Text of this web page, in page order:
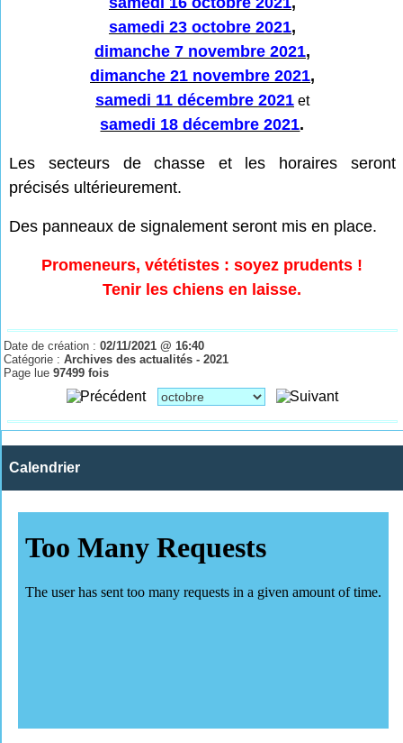
samedi 23 octobre 2021,
dimanche 7 novembre 2021,
dimanche 21 novembre 2021,
samedi 11 décembre 2021 et
samedi 18 décembre 2021.
Les secteurs de chasse et les horaires seront
précisés ultérieurement.
Des panneaux de signalement seront mis en place.
Promeneurs, vététistes : soyez prudents !
Tenir les chiens en laisse.
Date de création :02/11/2021 @ 16:40
Catégorie :Archives des actualités - 2021
Page lue97499 fois
Calendrier